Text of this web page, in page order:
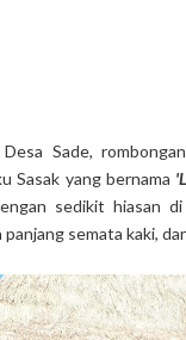
Sade,
Sasak yang bernama
sedikit hiasan
semata kaki,